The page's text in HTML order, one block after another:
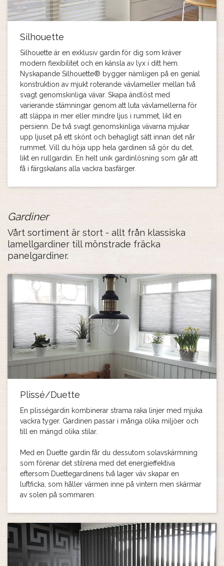
Silhouette
Silhouette är en exklusiv gardin för dig som kräver
modern flexibilitet och en känsla av lyx i ditt hem.
Nyskapande Silhouette® bygger nämligen på en genial
konstruktion av mjukt roterande vävlameller mellan två
svagt genomskinliga vävar. Skapa ändlöst med
varierande stämningar genom att luta vävlamellerna för
att släppa in mer eller mindre ljus i rummet, likt en
persienn. De två svagt genomskinliga vävarna mjukar
upp ljuset på ett skönt och behagligt sätt innan det når
rummet. Vill du höja upp hela gardinen så gör du det,
likt en rullgardin. En helt unik gardinlösning som går att
få i färgskalans alla vackra basfärger.
Gardiner
Vårt sortiment är stort - allt från klassiska
lamellgardiner till mönstrade fräcka
panelgardiner.
Plissé/Duette
En plisségardin kombinerar strama raka linjer med mjuka
vackra tyger. Gardinen passar i många olika miljöer och
till en mängd olika stilar.
Med en Duette gardin får du dessutom solavskärmning
som förenar det stilrena med det energieffektiva
eftersom Duettegardinens två lager väv skapar en
luftficka, som håller värmen inne på vintern men skärmar
av solen på sommaren.